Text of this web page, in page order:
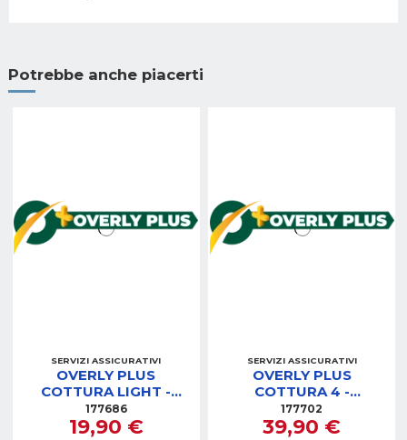
Potrebbe anche piacerti
SERVIZI ASSICURATIVI
OVERLY PLUS
COTTURA LIGHT -
LIGHT 3 anni (0-200)
177686
19,90 €
SERVIZI ASSICURATIVI
OVERLY PLUS
COTTURA 4 -
STANDARD 4 anni (0-
300)
177702
39,90 €